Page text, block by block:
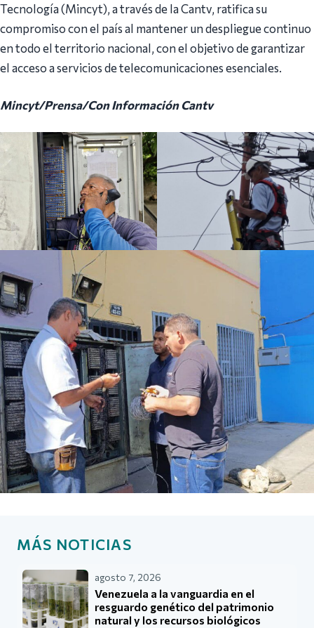
Tecnología (Mincyt), a través de la Cantv, ratifica su
compromiso con el país al mantener un despliegue continuo
en todo el territorio nacional, con el objetivo de garantizar
el acceso a servicios de telecomunicaciones esenciales.
Mincyt/Prensa/Con Información Cantv
MÁS NOTICIAS
agosto 7, 2026
Venezuela a la vanguardia en el
resguardo genético del patrimonio
natural y los recursos biológicos